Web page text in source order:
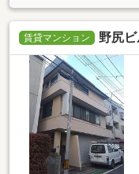
賃貸マンション 野尻